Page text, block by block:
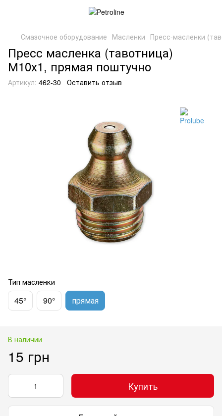
Смазочное оборудование Масленки Пресс-масленки
Пресс масленка (тавотница)
М10х1, прямая поштучно
Артикул: 462-30 Оставить отзыв
Тип масленки
45° 90° прямая
В наличии
15 грн
Купить